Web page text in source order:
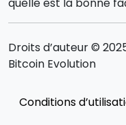
Droits d’auteur ©
Bitcoin Evolution
Conditions